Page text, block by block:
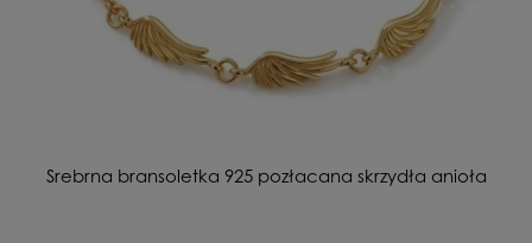
Srebrna bransoletka 925 pozłacana skrzydła anioła